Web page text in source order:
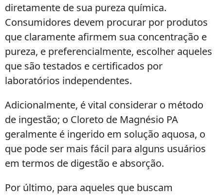
diretamente de sua pureza química.
Consumidores devem procurar por produtos
que claramente afirmem sua concentração e
pureza, e preferencialmente, escolher aqueles
que são testados e certificados por
laboratórios independentes.
Adicionalmente, é vital considerar o método
de ingestão; o Cloreto de Magnésio PA
geralmente é ingerido em solução aquosa, o
que pode ser mais fácil para alguns usuários
em termos de digestão e absorção.
Por último, para aqueles que buscam